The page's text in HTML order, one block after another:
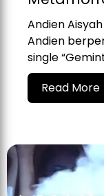
Andien
Andien
single
Read More